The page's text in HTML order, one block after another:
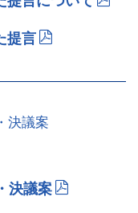
提言
決議案
決議案